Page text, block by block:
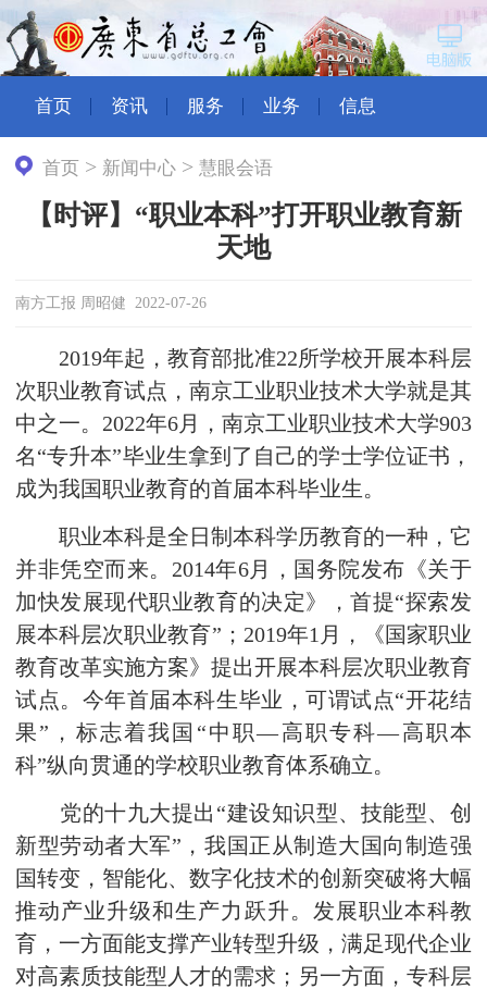
首页 资讯 服务 业务 信息
首页 > 新闻中心 >慧眼会语
【时评】“职业本科”打开职业教育新
天地
南方工报 周昭健 2022-07-26
2019年起，教育部批准22所学校开展本科层
次职业教育试点，南京工业职业技术大学就是其
中之一。2022年6月，南京工业职业技术大学903
名“专升本”毕业生拿到了自己的学士学位证书，
成为我国职业教育的首届本科毕业生。
职业本科是全日制本科学历教育的一种，它
并非凭空而来。2014年6月，国务院发布《关于
加快发展现代职业教育的决定》，首提“探索发
展本科层次职业教育”；2019年1月，《国家职业
教育改革实施方案》提出开展本科层次职业教育
试点。今年首届本科生毕业，可谓试点“开花结
果”，标志着我国“中职—高职专科—高职本
科”纵向贯通的学校职业教育体系确立。
党的十九大提出“建设知识型、技能型、创
新型劳动者大军”，我国正从制造大国向制造强
国转变，智能化、数字化技术的创新突破将大幅
推动产业升级和生产力跃升。发展职业本科教
育，一方面能支撑产业转型升级，满足现代企业
对高素质技能型人才的需求；另一方面，专科层